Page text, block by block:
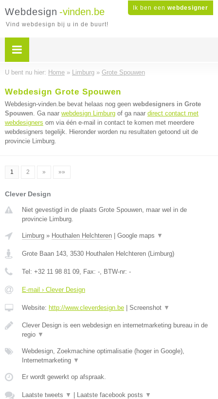
Ik ben een webdesigner
Webdesign -vinden.be
Vind webdesign bij u in de buurt!
U bent nu hier: Home » Limburg » Grote Spouwen
Webdesign Grote Spouwen
Webdesign-vinden.be bevat helaas nog geen webdesigners in Grote
Spouwen. Ga naar webdesign Limburg of ga naar direct contact met
webdesigners om via één e-mail in contact te komen met meerdere
webdesigners tegelijk. Hieronder worden nu resultaten getoond uit de
provincie Limburg.
1 2 » »»
Clever Design
Niet gevestigd in de plaats Grote Spouwen, maar wel in de
provincie Limburg.
Limburg » Houthalen Helchteren Google maps ▼
Grote Baan 143, 3530 Houthalen Helchteren (Limburg)
Tel: +32 11 98 81 09, Fax: -, BTW-nr: -
E-mail › Clever Design
Website: http://www.cleverdesign.be Screenshot ▼
Clever Design is een webdesign en internetmarketing bureau in de
regio ▼
Webdesign, Zoekmachine optimalisatie (hoger in Google),
Internetmarketing ▼
Er wordt gewerkt op afspraak.
Laatste tweets ▼ Laatste facebook posts ▼